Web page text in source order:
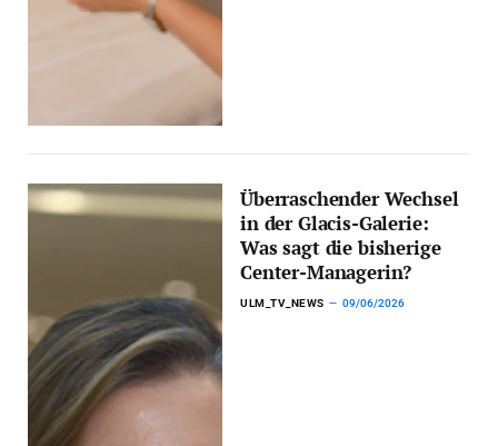
Überraschender Wechsel
in der Glacis-Galerie:
Was sagt die bisherige
Center-Managerin?
ULM_TV_NEWS 09/06/2026